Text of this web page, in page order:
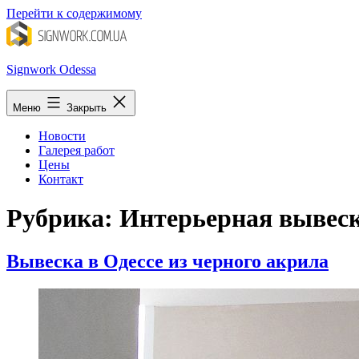
Перейти к содержимому
Signwork Odessa
Меню Закрыть
Новости
Галерея работ
Цены
Контакт
Рубрика: Интерьерная
Вывеска в Одессе из черного акрила